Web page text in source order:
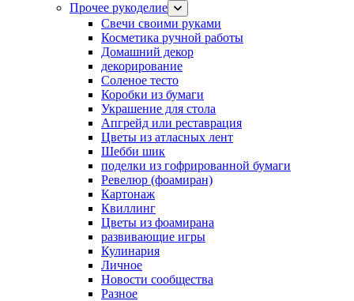
Прочее рукоделие
Свечи своими руками
Косметика ручной работы
Домашний декор
декорирование
Соленое тесто
Коробки из бумаги
Украшение для стола
Апгрейд или реставрация
Цветы из атласных лент
Шебби шик
поделки из гофрированной бумаги
Ревелюр (фоамиран)
Картонаж
Квиллинг
Цветы из фоамирана
развивающие игры
Кулинария
Личное
Новости сообщества
Разное